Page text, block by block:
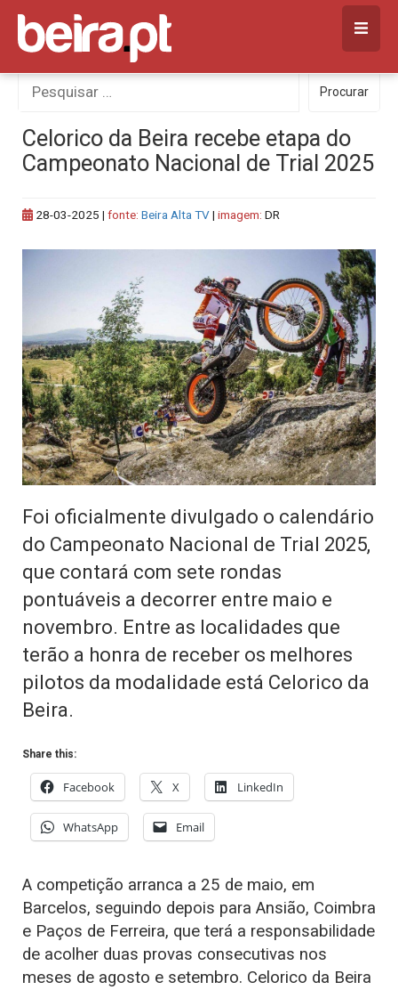
Skip
content
Procurar
por:
Procurar
Celorico da Beira recebe etapa do
Campeonato Nacional de Trial 2025
28-03-2025 | fonte: Beira Alta TV| imagem: DR
Foi oficialmente divulgado o calendário
do Campeonato Nacional de Trial 2025,
que contará com sete rondas
pontuáveis a decorrer entre maio e
novembro. Entre as localidades que
terão a honra de receber os melhores
pilotos da modalidade está Celorico da
Beira.
Share this:
Facebook X LinkedIn
WhatsApp Email
A competição arranca a 25 de maio, em
Barcelos, seguindo depois para Ansião, Coimbra
e Paços de Ferreira, que terá a responsabilidade
de acolher duas provas consecutivas nos
meses de agosto e setembro. Celorico da Beira